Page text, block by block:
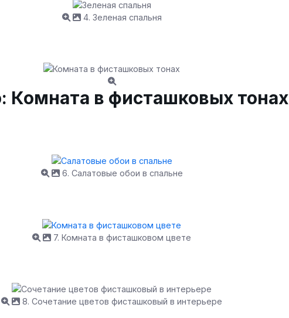
4. Зеленая спальня
Комната в фисташковых тонах
6. Салатовые обои в спальне
7. Комната в фисташковом цвете
8. Сочетание цветов фисташковый в интерьере